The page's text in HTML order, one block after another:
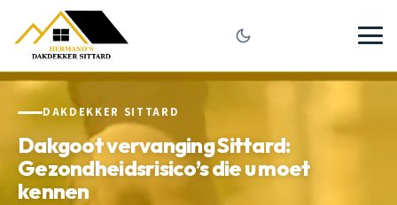
DAKDEKKER SITTARD
Dakgoot vervanging Sittard:
Gezondheidsrisico’s die u moet
kennen